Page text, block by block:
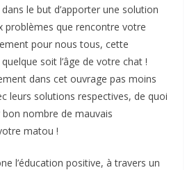
le but d’apporter une solution
problèmes que rencontre votre
pour nous tous, cette
soit l’âge de votre chat !
dans cet ouvrage pas moins
leurs solutions respectives, de quoi
nombre de mauvais
matou !
l’éducation positive, à travers un